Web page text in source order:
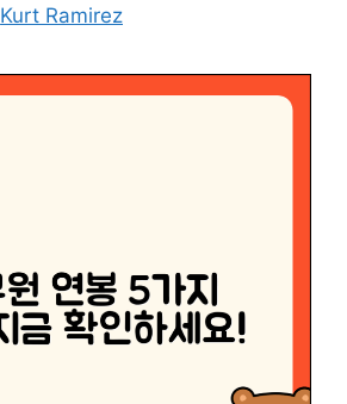
Kurt Ramirez